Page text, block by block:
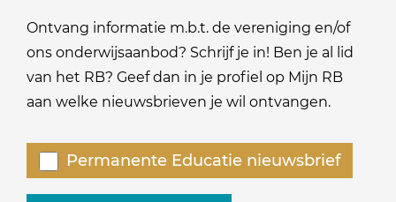
Ontvang informatie m.b.t. de vereniging en/of
ons onderwijsaanbod? Schrijf je in! Ben je al lid
van het RB? Geef dan in je profiel op Mijn RB
aan welke nieuwsbrieven je wil ontvangen.
Welke
nieuwsbrieven
Permanente Educatie nieuwsbrief